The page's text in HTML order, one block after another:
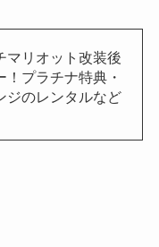
マリオット改装後
！プラチナ特典・
ジのレンタルなど